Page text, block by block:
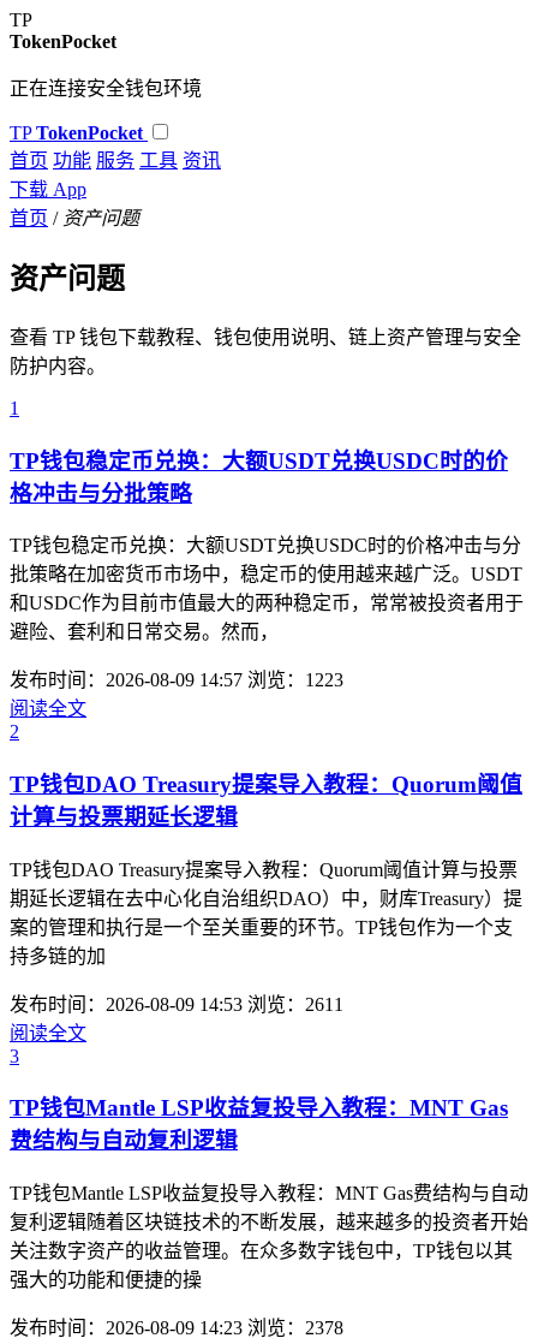
TP
TokenPocket
正在连接安全钱包环境
TP TokenPocket
首页 功能 服务 工具 资讯
下载 App
首页 / 资产问题
资产问题
查看 TP 钱包下载教程、钱包使用说明、链上资产管理与安全
防护内容。
1
TP钱包稳定币兑换：大额USDT兑换USDC时的价
格冲击与分批策略
TP钱包稳定币兑换：大额USDT兑换USDC时的价格冲击与分
批策略在加密货币市场中，稳定币的使用越来越广泛。USDT
和USDC作为目前市值最大的两种稳定币，常常被投资者用于
避险、套利和日常交易。然而，
发布时间：2026-08-09 14:57 浏览：1223
阅读全文
2
TP钱包DAO Treasury提案导入教程：Quorum阈值
计算与投票期延长逻辑
TP钱包DAO Treasury提案导入教程：Quorum阈值计算与投票
期延长逻辑在去中心化自治组织DAO）中，财库Treasury）提
案的管理和执行是一个至关重要的环节。TP钱包作为一个支
持多链的加
发布时间：2026-08-09 14:53 浏览：2611
阅读全文
3
TP钱包Mantle LSP收益复投导入教程：MNT Gas
费结构与自动复利逻辑
TP钱包Mantle LSP收益复投导入教程：MNT Gas费结构与自动
复利逻辑随着区块链技术的不断发展，越来越多的投资者开始
关注数字资产的收益管理。在众多数字钱包中，TP钱包以其
强大的功能和便捷的操
发布时间：2026-08-09 14:23 浏览：2378